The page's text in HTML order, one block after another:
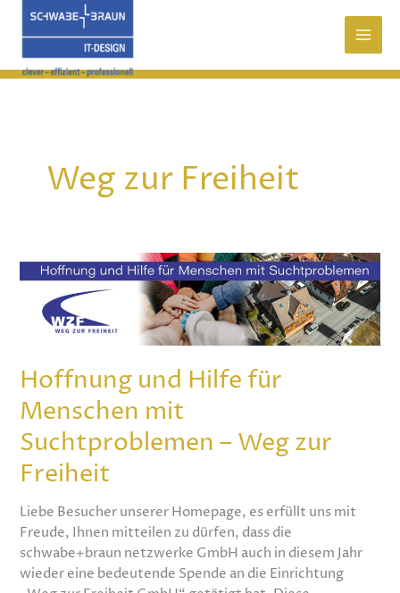
Weg zur Freiheit
Hoffnung und Hilfe für
Menschen mit
Suchtproblemen – Weg zur
Freiheit
Liebe Besucher unserer Homepage, es erfüllt uns mit
Freude, Ihnen mitteilen zu dürfen, dass die
schwabe+braun netzwerke GmbH auch in diesem Jahr
wieder eine bedeutende Spende an die Einrichtung
Hoffnung
und
Hilfe
Suchtproblemen
–
zur
Freiheit